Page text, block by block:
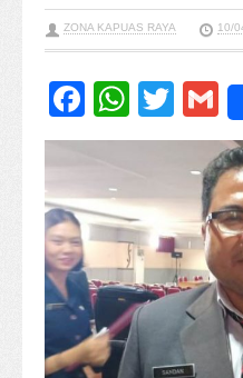
ZONA KAPUAS RAYA 10/
Facebook